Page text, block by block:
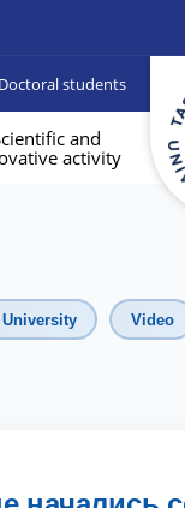
Doctoral students
and
activity
University Video